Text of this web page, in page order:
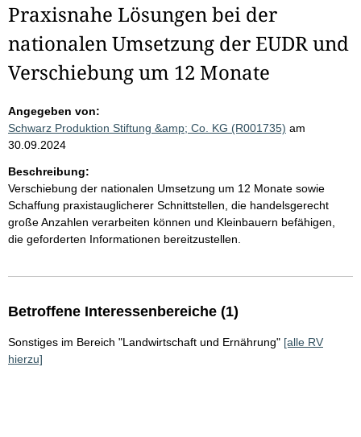
Praxisnahe Lösungen bei der
nationalen Umsetzung der EUDR und
Verschiebung um 12 Monate
Angegeben von:
Schwarz Produktion Stiftung &amp; Co. KG (R001735) am
30.09.2024
Beschreibung:
Verschiebung der nationalen Umsetzung um 12 Monate sowie
Schaffung praxistauglicherer Schnittstellen, die handelsgerecht
große Anzahlen verarbeiten können und Kleinbauern befähigen,
die geforderten Informationen bereitzustellen.
Betroffene Interessenbereiche (1)
Sonstiges im Bereich "Landwirtschaft und Ernährung" [alle RV
hierzu]